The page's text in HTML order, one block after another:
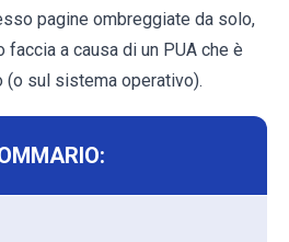
pagine ombreggiate da solo,
a causa di un PUA che è
sul sistema operativo).